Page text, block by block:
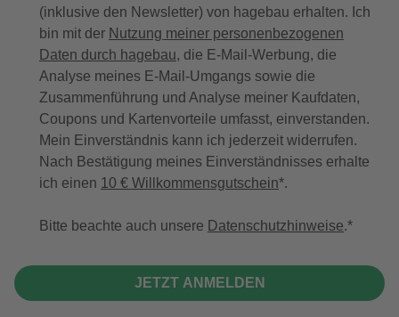
(inklusive den Newsletter) von hagebau erhalten. Ich
bin mit der Nutzung meiner personenbezogenen
Daten durch hagebau, die E-Mail-Werbung, die
Analyse meines E-Mail-Umgangs sowie die
Zusammenführung und Analyse meiner Kaufdaten,
Coupons und Kartenvorteile umfasst, einverstanden.
Mein Einverständnis kann ich jederzeit widerrufen.
Nach Bestätigung meines Einverständnisses erhalte
ich einen 10 € Willkommensgutschein*.
Bitte beachte auch unsere Datenschutzhinweise.
JETZT ANMELDEN